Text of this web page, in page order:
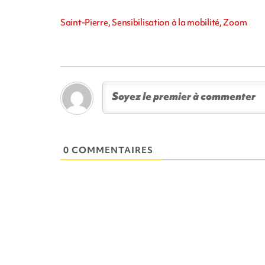
Saint-Pierre, Sensibilisation à la mobilité, Zoom
0 COMMENTAIRES